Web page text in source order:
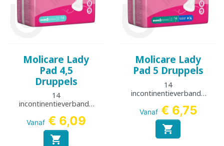
Molicare Lady
Pad 4,5
Druppels
14
incontinentieverbande
Vanaf € 6,09

Molicare Lady
Pad 5 Druppels
14
incontinentieverbande
Vanaf € 6,75
